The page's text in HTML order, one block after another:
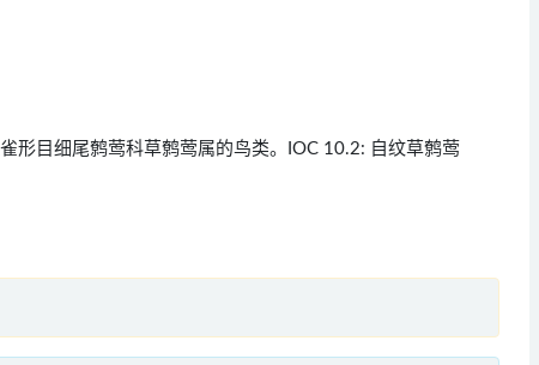
形目细尾鹩莺科草鹩莺属的鸟类。IOC 10.2: 自纹草鹩莺